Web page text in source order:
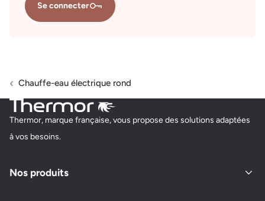
Se connecter
Chauffe-eau électrique rond
Thermor, marque française, vous propose des solutions adaptées
à vos besoins.
Nos produits